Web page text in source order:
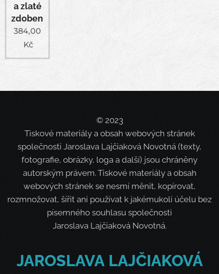
a zlaté
zdobení
384,00
Kč
© 2023
Tiskové materiály a obsah webových stránek
společnosti Jaroslava Lajčiaková Novotná (texty,
fotografie, obrázky, loga a další) jsou chráněny
autorským právem. Tiskové materiály a obsah
webových stránek se nesmí měnit, kopírovat,
rozmnožovat, šířit ani používat k jakémukoli účelu bez
písemného souhlasu společnosti
Jaroslava Lajčiaková Novotná.
JAROSLAVALAJČIAKOVÁ